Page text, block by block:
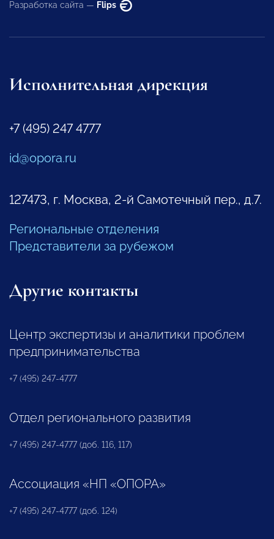
Разработка сайта — Flips
Исполнительная дирекция
+7 (495) 247 4777
id@opora.ru
127473, г. Москва, 2-й Самотечный пер., д.7.
Региональные отделения
Представители за рубежом
Другие контакты
Центр экспертизы и аналитики проблем
предпринимательства
+7 (495) 247-4777
Отдел регионального развития
+7 (495) 247-4777 (доб. 116, 117)
Ассоциация «НП «ОПОРА»
+7 (495) 247-4777 (доб. 124)